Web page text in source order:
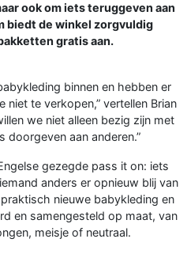
ook om iets teruggeven aan
biedt de winkel zorgvuldig
gratis aan.
binnen en hebben er
te verkopen,” vertellen Brian
we niet alleen bezig zijn met
doorgeven aan anderen.”
gezegde pass it on: iets
anders er opnieuw blij van
nieuwe babykleding en
en samengesteld op maat, van
meisje of neutraal.